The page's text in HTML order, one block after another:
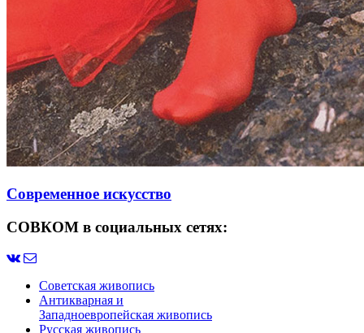
Современное искусство
СОВКОМ в социальных сетях:
Советская живопись
Антикварная и
Западноевропейская живопись
Русская живопись